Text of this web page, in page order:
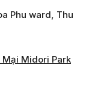
Phu ward, Thu
Mại Midori Park